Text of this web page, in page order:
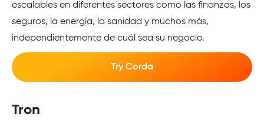
escalables en diferentes sectores como las finanzas, los
seguros, la energía, la sanidad y muchos más,
independientemente de cuál sea su negocio.
Try Corda
Tron